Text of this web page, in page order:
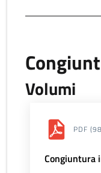
Volumi
PDF
Congiuntura